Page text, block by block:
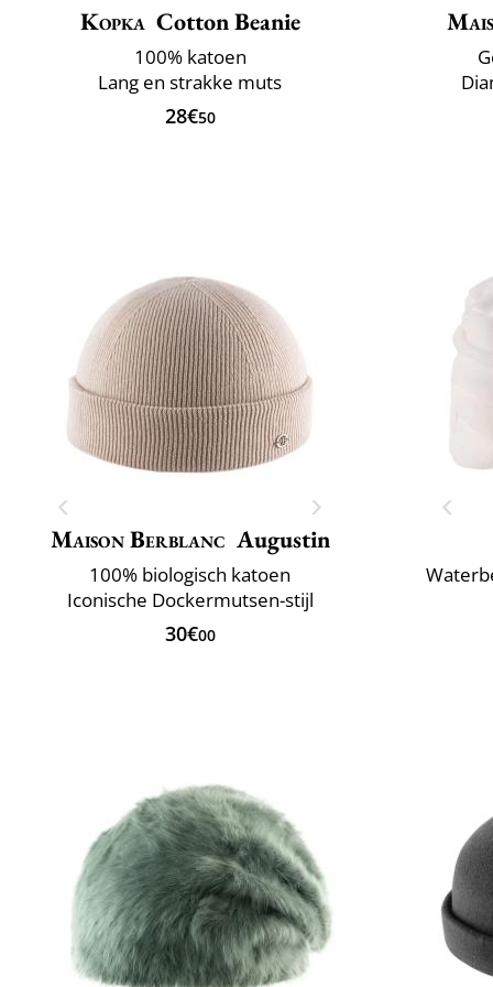
Kopka Cotton Beanie
100% katoen
Lang en strakke muts
28€50
Maison Berblanc Augustin
100% biologisch katoen
Iconische Dockermutsen-stijl
30€00